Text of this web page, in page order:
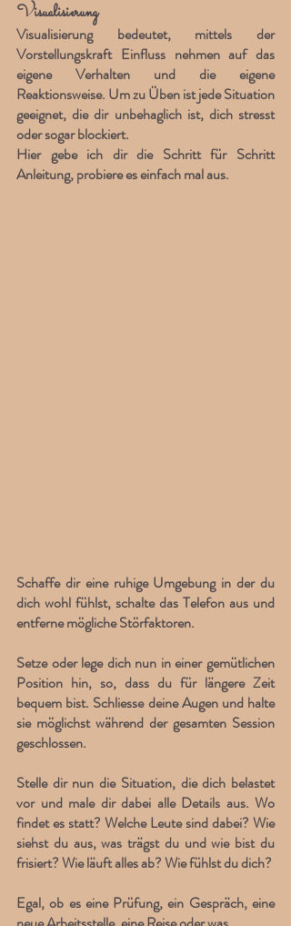
Visualisierung
Visualisierung bedeutet, mittels der
Vorstellungskraft Einfluss nehmen auf das
eigene Verhalten und die eigene
Reaktionsweise. Um zu Üben ist jede Situation
geeignet, die dir unbehaglich ist, dich stresst
oder sogar blockiert.
Hier gebe ich dir die Schritt für Schritt
Anleitung, probiere es einfach mal aus.
Schaffe dir eine ruhige Umgebung in der du
dich wohl fühlst, schalte das Telefon aus und
entferne mögliche Störfaktoren.
Setze oder lege dich nun in einer gemütlichen
Position hin, so, dass du für längere Zeit
bequem bist. Schliesse deine Augen und halte
sie möglichst während der gesamten Session
geschlossen.
Stelle dir nun die Situation, die dich belastet
vor und male dir dabei alle Details aus. Wo
findet es statt? Welche Leute sind dabei? Wie
siehst du aus, was trägst du und wie bist du
frisiert? Wie läuft alles ab? Wie fühlst du dich?
Egal, ob es eine Prüfung, ein Gespräch, eine